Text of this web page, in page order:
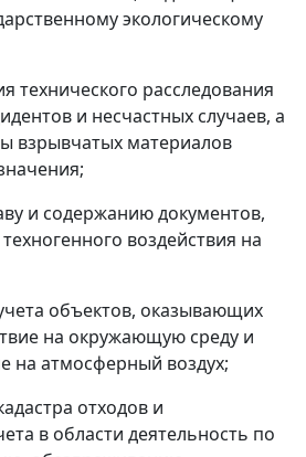
экологическому
технического расследования
и несчастных случаев, а
взрывчатых материалов
и содержанию документов,
воздействия на
объектов, оказывающих
на окружающую среду и
на атмосферный воздух;
отходов и
в области деятельность по